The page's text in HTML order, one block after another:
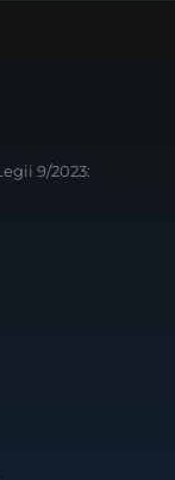
9/2023: